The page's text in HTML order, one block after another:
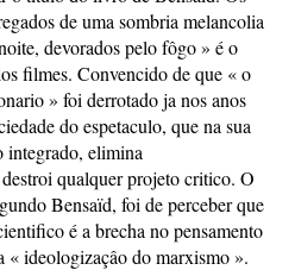
de uma sombria melancolia
devorados pelo fôgo » é o
filmes. Convencido de que « o
» foi derrotado ja nos anos
do espetaculo, que na sua
integrado, elimina
qualquer projeto critico. O
Bensaïd, foi de perceber que
é a brecha no pensamento
« ideologizaçâo do marxismo ».